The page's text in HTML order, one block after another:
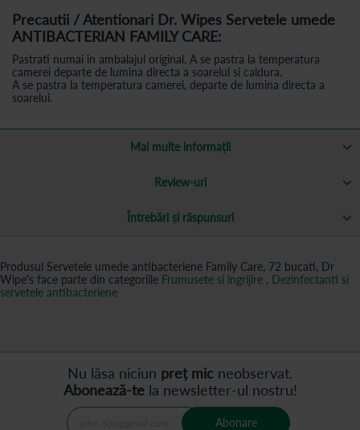
Precautii / Atentionari Dr. Wipes Servetele umede
ANTIBACTERIAN FAMILY CARE:
Pastrati numai in ambalajul original. A se pastra la temperatura
camerei departe de lumina directa a soarelul si caldura.
A se pastra la temperatura camerei, departe de lumina directa a
soarelui.
Mai multe informații
Review-uri
Întrebări și răspunsuri
Produsul Servetele umede antibacteriene Family Care, 72 bucati, Dr
Wipe's face parte din categoriile Frumusete si ingrijire , Dezinfectanti si
servetele antibacteriene
Nu lăsa niciun preț mic neobservat.
Abonează-tela newsletter-ul nostru!
Abonare